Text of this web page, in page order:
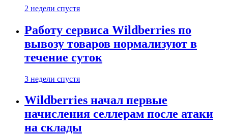
2 недели спустя
Работу сервиса Wildberries по
вывозу товаров нормализуют в
течение суток
3 недели спустя
Wildberries начал первые
начисления селлерам после атаки
на склады